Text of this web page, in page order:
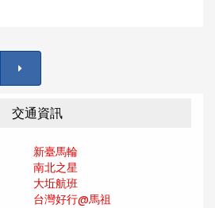
交通資訊
新臺馬輪
南北之星
大坵航班
台灣好行@馬祖